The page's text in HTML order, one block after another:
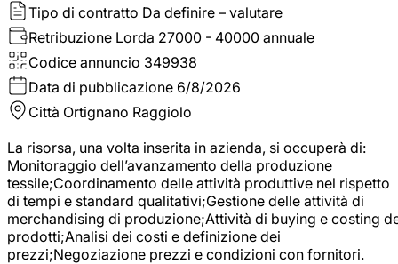
Tipo di contratto Da definire – valutare
Retribuzione Lorda 27000 - 40000 annuale
Codice annuncio 349938
Data di pubblicazione 6/8/2026
Città Ortignano Raggiolo
La risorsa, una volta inserita in azienda, si occuperà di:
Monitoraggio dell’avanzamento della produzione
tessile;Coordinamento delle attività produttive nel rispetto
di tempi e standard qualitativi;Gestione delle attività di
merchandising di produzione;Attività di buying e costing
prodotti;Analisi dei costi e definizione dei
prezzi;Negoziazione prezzi e condizioni con fornitori.